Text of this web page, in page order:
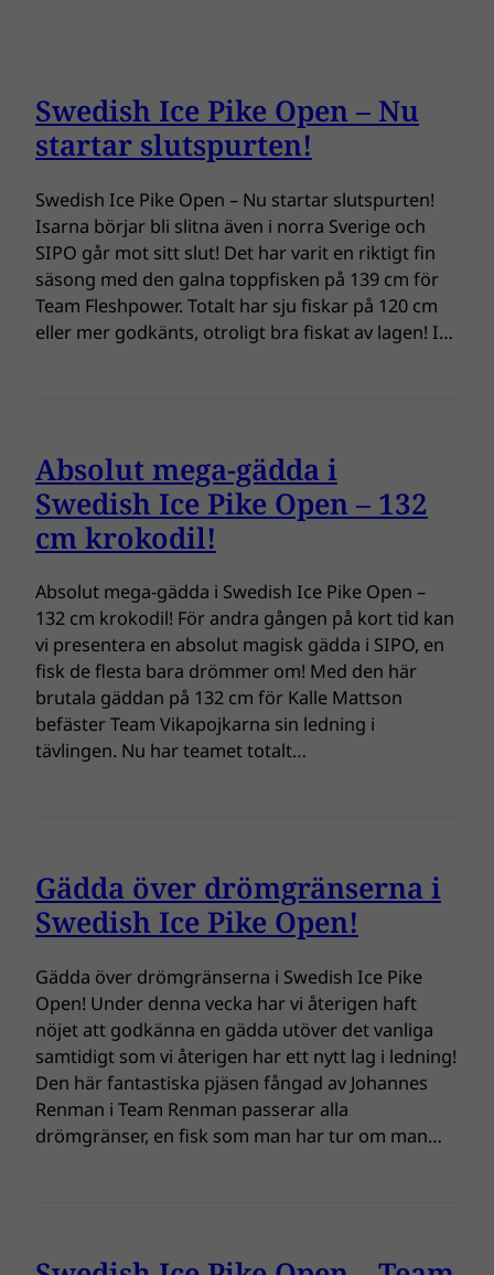
Swedish Ice Pike Open – Nu
startar slutspurten!
Swedish Ice Pike Open – Nu startar slutspurten!
Isarna börjar bli slitna även i norra Sverige och
SIPO går mot sitt slut! Det har varit en riktigt fin
säsong med den galna toppfisken på 139 cm för
Team Fleshpower. Totalt har sju fiskar på 120 cm
eller mer godkänts, otroligt bra fiskat av lagen! I…
Absolut mega-gädda i
Swedish Ice Pike Open – 132
cm krokodil!
Absolut mega-gädda i Swedish Ice Pike Open –
132 cm krokodil! För andra gången på kort tid kan
vi presentera en absolut magisk gädda i SIPO, en
fisk de flesta bara drömmer om! Med den här
brutala gäddan på 132 cm för Kalle Mattson
befäster Team Vikapojkarna sin ledning i
tävlingen. Nu har teamet totalt…
Gädda över drömgränserna i
Swedish Ice Pike Open!
Gädda över drömgränserna i Swedish Ice Pike
Open! Under denna vecka har vi återigen haft
nöjet att godkänna en gädda utöver det vanliga
samtidigt som vi återigen har ett nytt lag i ledning!
Den här fantastiska pjäsen fångad av Johannes
Renman i Team Renman passerar alla
drömgränser, en fisk som man har tur om man…